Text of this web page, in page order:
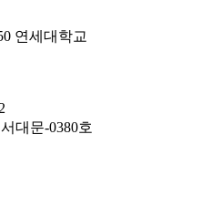
연세대학교
대문-0380호